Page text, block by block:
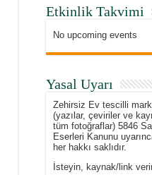
Etkinlik Takvimi
No upcoming events
Yasal Uyarı
Zehirsiz Ev tescilli
(yazılar, çeviriler ve
tüm fotoğraflar) 5846
Eserleri Kanunu
her hakkı saklıdır.
İsteyin, kaynak/link